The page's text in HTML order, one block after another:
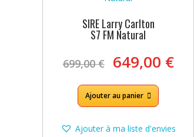
SIRE Larry Carlton
S7 FM Natural
699,00€ Le
prix
initial
était :
699,00 €.
649,00 €Le
prix
Ajouter au panier
Ajouter à ma liste d'envies